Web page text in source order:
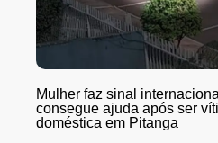
Mulher faz sinal
consegue ajuda após ser
doméstica em Pitanga